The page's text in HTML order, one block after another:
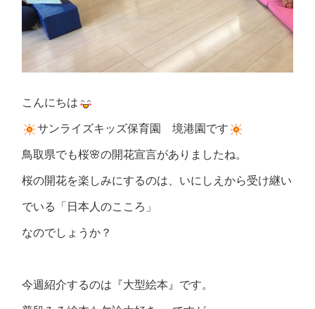
こんにちは
サンライズキッズ保育園 境港園です
鳥取県でも桜🌸の開花宣言がありましたね。
桜の開花を楽しみにするのは、いにしえから受け継い
でいる「日本人のこころ」
なのでしょうか？
今週紹介するのは『大型絵本』です。